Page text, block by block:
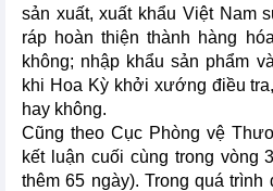
sản xuất, xuất khẩu Việt Nam
ráp hoàn thiện thành hàng
không; nhập khẩu sản phẩm
khi Hoa Kỳ khởi xướng điều
hay không.
Cũng theo Cục Phòng vệ
kết luận cuối cùng trong vòng
thêm 65 ngày). Trong quá trình